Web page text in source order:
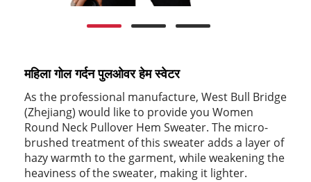
महिला गोल गर्दन पुलओवर हेम स्वेटर
As the professional manufacture, West Bull Bridge
(Zhejiang) would like to provide you Women
Round Neck Pullover Hem Sweater. The micro-
brushed treatment of this sweater adds a layer of
hazy warmth to the garment, while weakening the
heaviness of the sweater, making it lighter.